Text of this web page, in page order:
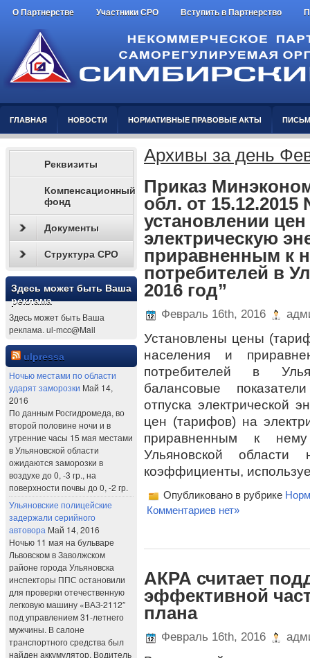
О Партнерстве Участники СРО Вступить в Партнерство
ГЛАВНАЯ НОВОСТИ НОРМАТИВНЫЕ ПРАВОВЫЕ АКТЫ
Реквизиты
Компенсационный
фонд
Документы
Структура СРО
Здесь может быть Ваша
реклама
Здесь может быть Ваша
реклама. ul-mcc@Mail
ulpressa
Ночью местами по области
ударят заморозки Май 14,
2016
По данным Росгидромеда, во
второй половине ночи и в
утренние часы 15 мая местами
в Ульяновской области
ожидаются заморозки в
воздухе до 0, -3 гр., на
поверхности почвы до 0, -2 гр.
Ульяновские полицейские
задержали серийного
автовора Май 14, 2016
Ночью 11 мая на бульваре
Львовском в Заволжском
районе города Ульяновска
инспекторы ППС остановили
для проверки отечественную
легковую машину «ВАЗ-2112″
под управлением 31-летнего
мужчины. В салоне
транспортного средства был
найден аккумулятор. Водитель
Архивы за день
Приказ
обл. от 15.12.2015
установлении
электрическую
приравненным к
потребителей в
2016 год”
Февраль 16th, 2016
Установлены цены
населения и
потребителей в
балансовые
отпуска электрической
цен (тарифов) на
приравненным к
Ульяновской
коэффициенты,
Опубликовано в рубрике
Комментариев нет»
АКРА считает
эффективной
плана
Февраль 16th, 2016